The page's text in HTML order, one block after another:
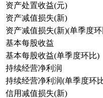
资产处置收益(元)
资产减值损失(新)
资产减值损失(新)(单季度
基本每股收益
基本每股收益(单季度环比)
持续经营净利润
持续经营净利润(单季度环
信用减值损失(新)